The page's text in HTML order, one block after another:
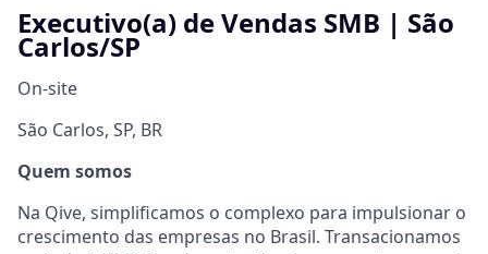
Executivo(a) de Vendas SMB | São
Carlos/SP
On-site
São Carlos, SP, BR
Quem somos
Na Qive, simplificamos o complexo para impulsionar o
crescimento das empresas no Brasil. Transacionamos